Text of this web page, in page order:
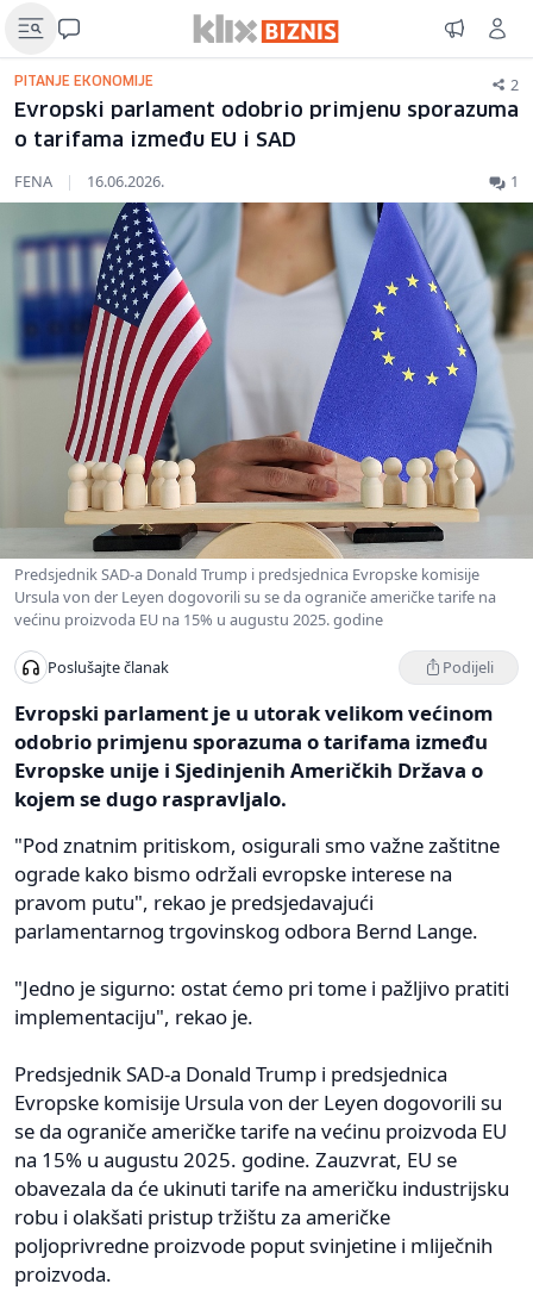
PITANJE EKONOMIJE 2
Evropski parlament odobrio primjenu sporazuma
o tarifama između EU i SAD
FENA | 16.06.2026. 1
Predsjednik SAD-a Donald Trump i predsjednica Evropske komisije
Ursula von der Leyen dogovorili su se da ograniče američke tarife na
većinu proizvoda EU na 15% u augustu 2025. godine
Poslušajte članak Podijeli
Evropski parlament je u utorak velikom većinom
odobrio primjenu sporazuma o tarifama između
Evropske unije i Sjedinjenih Američkih Država o
kojem se dugo raspravljalo.
"Pod znatnim pritiskom, osigurali smo važne zaštitne
ograde kako bismo održali evropske interese na
pravom putu", rekao je predsjedavajući
parlamentarnog trgovinskog odbora Bernd Lange.
"Jedno je sigurno: ostat ćemo pri tome i pažljivo pratiti
implementaciju", rekao je.
Predsjednik SAD-a Donald Trump i predsjednica
Evropske komisije Ursula von der Leyen dogovorili su
se da ograniče američke tarife na većinu proizvoda EU
na 15% u augustu 2025. godine. Zauzvrat, EU se
obavezala da će ukinuti tarife na američku industrijsku
robu i olakšati pristup tržištu za američke
poljoprivredne proizvode poput svinjetine i mliječnih
proizvoda.